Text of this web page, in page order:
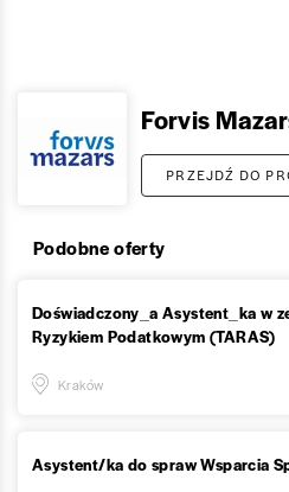
Forvis
PRZEJDŹ DO
Podobne oferty
Doświadczony_a Asystent_ka w
Ryzykiem Podatkowym (TARAS)
Kraków
Asystent/ka do spraw Wsparcia